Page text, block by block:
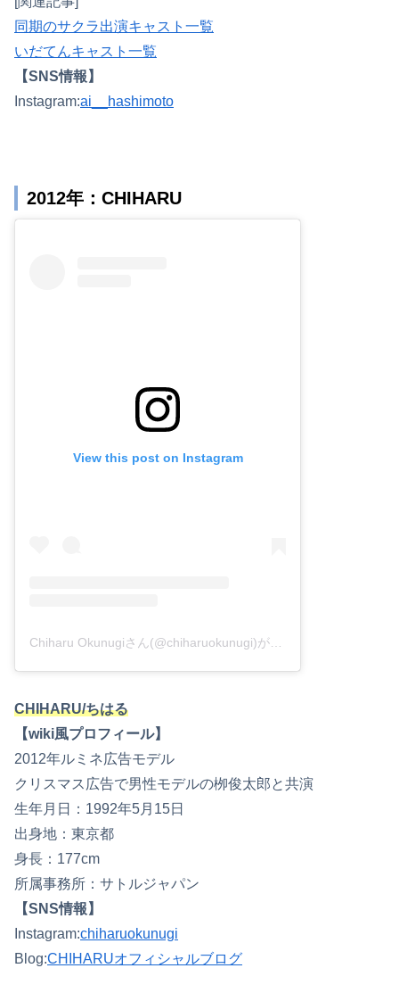
同期のサクラ出演キャスト一覧
いだてんキャスト一覧
【SNS情報】
Instagram:ai__hashimoto
2012年：CHIHARU
View this post on Instagram
CHIHARU/ちはる
【wiki風プロフィール】
2012年ルミネ広告モデル
クリスマス広告で男性モデルの栁俊太郎と共演
生年月日：1992年5月15日
出身地：東京都
身長：177cm
所属事務所：サトルジャパン
【SNS情報】
Instagram:chiharuokunugi
Blog:CHIHARUオフィシャルブログ